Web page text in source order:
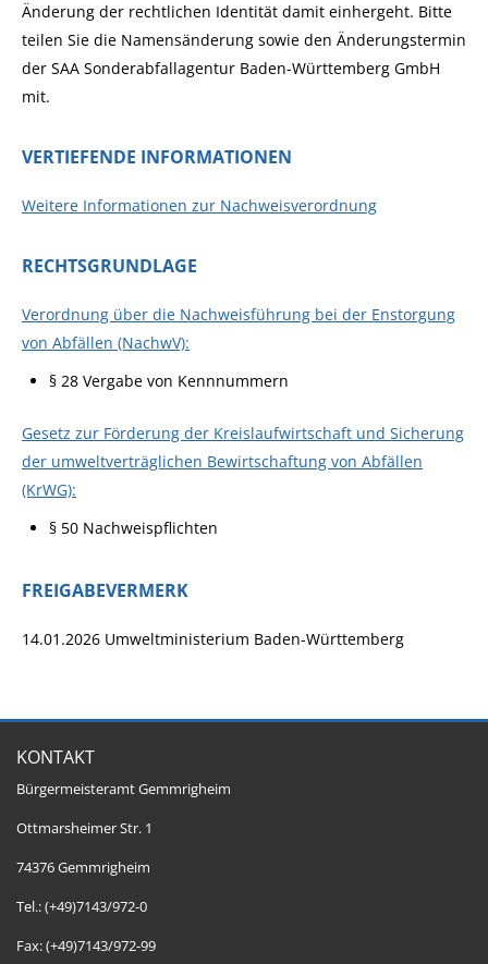
Änderung der rechtlichen Identität damit einhergeht. Bitte
teilen Sie die Namensänderung sowie den Änderungstermin
der SAA Sonderabfallagentur Baden-Württemberg GmbH
mit.
VERTIEFENDE INFORMATIONEN
Weitere Informationen zur Nachweisverordnung
RECHTSGRUNDLAGE
Verordnung über die Nachweisführung bei der Enstorgung
von Abfällen (NachwV):
§ 28 Vergabe von Kennnummern
Gesetz zur Förderung der Kreislaufwirtschaft und Sicherung
der umweltverträglichen Bewirtschaftung von Abfällen
(KrWG):
§ 50 Nachweispflichten
FREIGABEVERMERK
14.01.2026 Umweltministerium Baden-Württemberg
KONTAKT
Bürgermeisteramt Gemmrigheim
Ottmarsheimer Str. 1
74376 Gemmrigheim
Tel.: (+49)7143/972-0
Fax: (+49)7143/972-99